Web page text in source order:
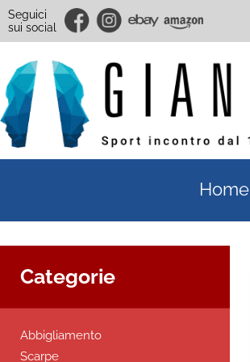
Seguici
sui social
Home
Categorie
Abbigliamento
Scarpe